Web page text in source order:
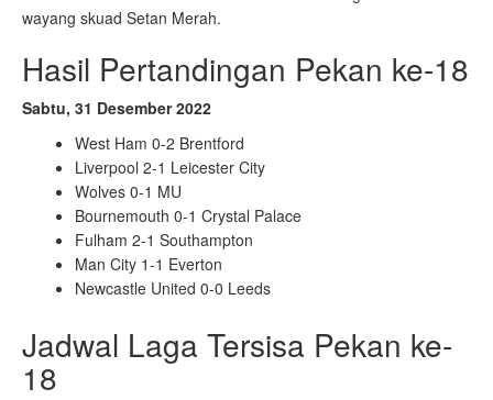
wayang skuad Setan Merah.
Hasil Pertandingan Pekan ke-18
Sabtu, 31 Desember 2022
West Ham 0-2 Brentford
Liverpool 2-1 Leicester City
Wolves 0-1 MU
Bournemouth 0-1 Crystal Palace
Fulham 2-1 Southampton
Man City 1-1 Everton
Newcastle United 0-0 Leeds
Jadwal Laga Tersisa Pekan ke-
18